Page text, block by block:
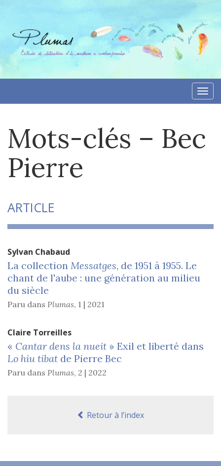
contenu
Mots-clés – Bec
Pierre
ARTICLE
Sylvan Chabaud
La collection Messatges, de 1951 à 1955. Le
chant de l'aube : une génération au milieu
du siècle
Paru dans Plumas, 1 | 2021
Claire Torreilles
« Cantar dens la nueit » Exil et liberté dans
Lo hiu tibat de Pierre Bec
Paru dans Plumas, 2 | 2022
Retour à l’index